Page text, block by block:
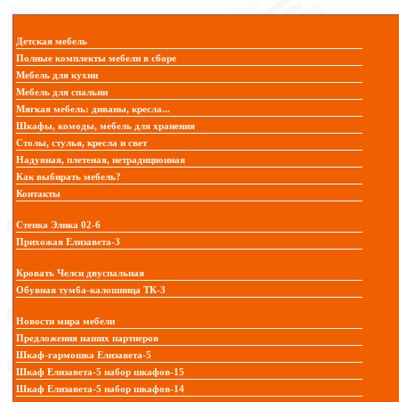
Детская мебель
Полные комплекты мебели в сборе
Мебель для кухни
Мебель для спальни
Мягкая мебель: диваны, кресла...
Шкафы, комоды, мебель для хранения
Столы, стулья, кресла и свет
Надувная, плетеная, нетрадиционная
Как выбирать мебель?
Контакты
Стенка Элика 02-6
Прихожая Елизавета-3
Кровать Челси двуспальная
Обувная тумба-калошница ТК-3
Новости мира мебели
Предложения наших партнеров
Шкаф-гармошка Елизавета-5
Шкаф Елизавета-5 набор шкафов-15
Шкаф Елизавета-5 набор шкафов-14